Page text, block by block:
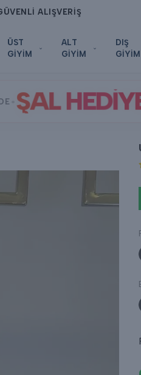
ALIŞVERİŞ
ÜST
GİYİM
ALT
GİYİM
DIŞ
GİYİM
ŞAL